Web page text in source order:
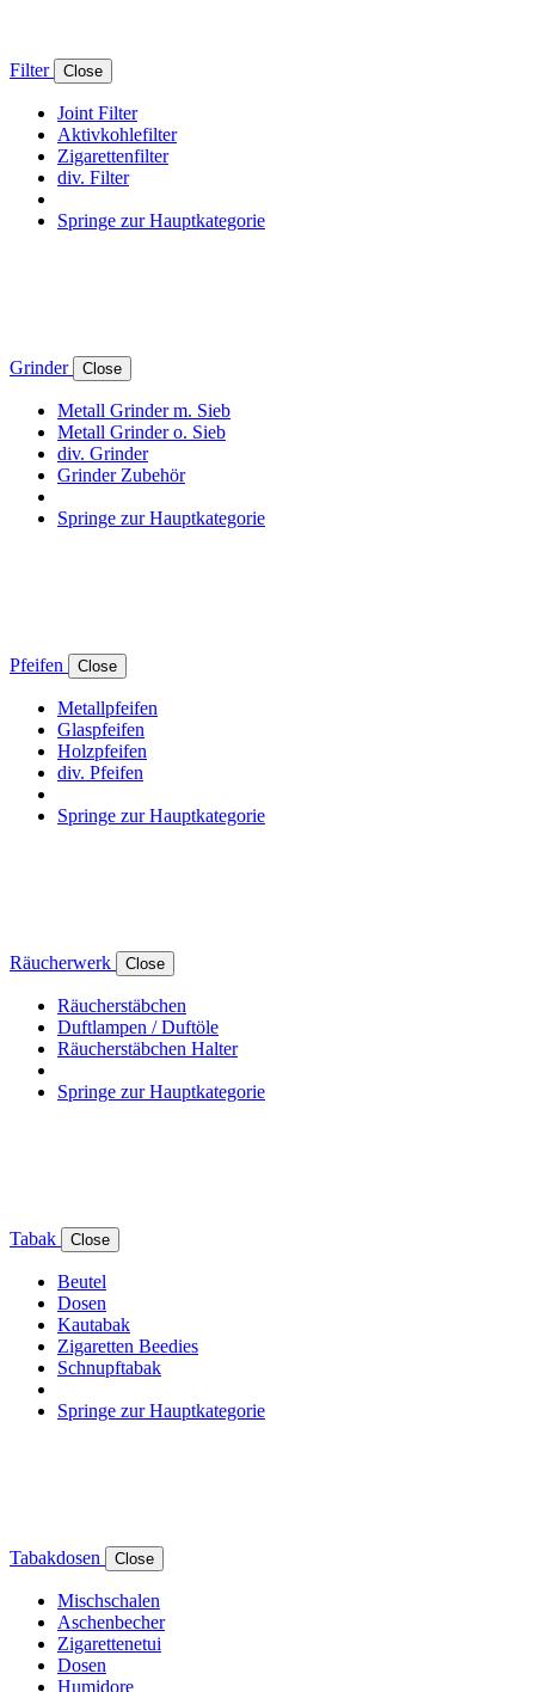
Filter Close
Joint Filter
Aktivkohlefilter
Zigarettenfilter
div. Filter
Springe zur Hauptkategorie
Grinder Close
Metall Grinder m. Sieb
Metall Grinder o. Sieb
div. Grinder
Grinder Zubehör
Springe zur Hauptkategorie
Pfeifen Close
Metallpfeifen
Glaspfeifen
Holzpfeifen
div. Pfeifen
Springe zur Hauptkategorie
Räucherwerk Close
Räucherstäbchen
Duftlampen / Duftöle
Räucherstäbchen Halter
Springe zur Hauptkategorie
Tabak Close
Beutel
Dosen
Kautabak
Zigaretten Beedies
Schnupftabak
Springe zur Hauptkategorie
Tabakdosen Close
Mischschalen
Aschenbecher
Zigarettenetui
Dosen
Humidore